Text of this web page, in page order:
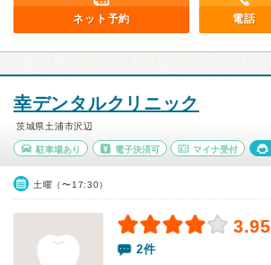
ネット予約 電話
幸デンタルクリニック
茨城県土浦市沢辺
駐車場あり 電子決済可 マイナ受付
土曜（〜17:30）
3.95
2件